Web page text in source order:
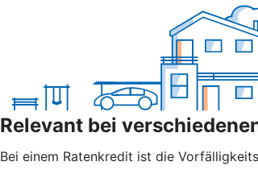
Relevant bei
Bei einem Ratenkredit ist die